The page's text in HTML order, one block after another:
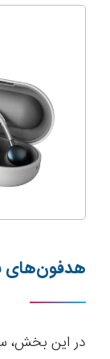
هدفون‌های
در این بخش،